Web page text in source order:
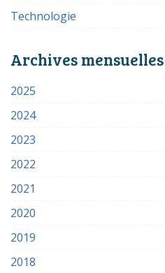
Technologie
Archives mensuelles
2025
2024
2023
2022
2021
2020
2019
2018